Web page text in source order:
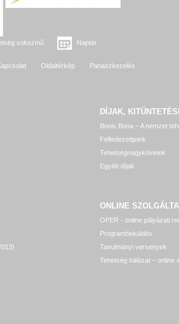
sokszínű Naptár
Oldaltérkép Panaszkezelés
DÍJAK,
Bonis Bona – A nemzet
Felfedezettjeink
Tehetségnagykövetek
Egyéb díjak
ONLINE
OPER - online pályázati
Programbeküldés
Tanulmányi versenyek
Tehetség hálózat – online